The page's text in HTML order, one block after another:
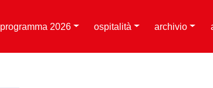
programma 2026 ospitalità archivio